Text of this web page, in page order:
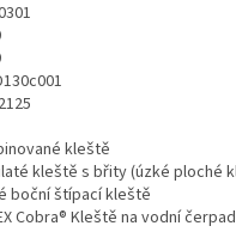
kleště
kleště s břity (úzké ploché
boční štípací kleště
Cobra® Kleště na vodní